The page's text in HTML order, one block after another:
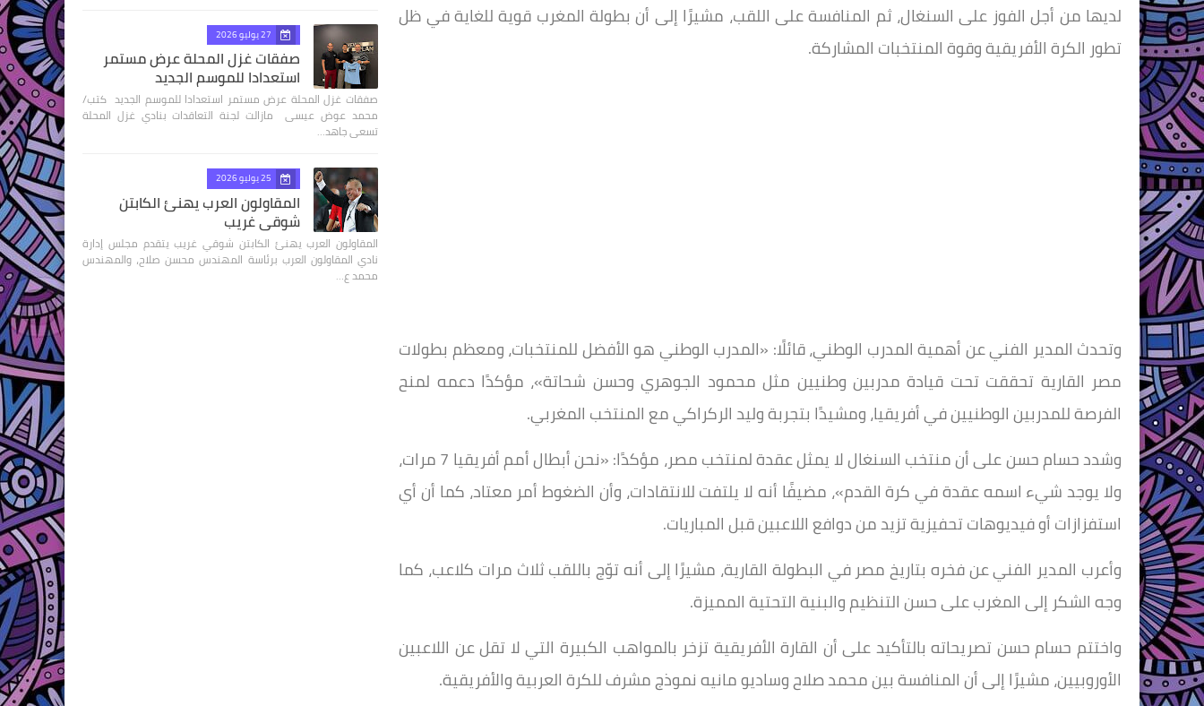
لديها من أجل الفوز على السنغال، ثم المنافسة على اللقب، مشيرًا إلى أن بطولة المغرب قوية للغاية في ظل
تطور الكرة الأفريقية وقوة المنتخبات المشاركة.
وتحدث المدير الفني عن أهمية المدرب الوطني، قائلًا: «المدرب الوطني هو الأفضل للمنتخبات، ومعظم بطولات
مصر القارية تحققت تحت قيادة مدربين وطنيين مثل محمود الجوهري وحسن شحاتة»، مؤكدًا دعمه لمنح
الفرصة للمدربين الوطنيين في أفريقيا، ومشيدًا بتجربة وليد الركراكي مع المنتخب المغربي.
وشدد حسام حسن على أن منتخب السنغال لا يمثل عقدة لمنتخب مصر، مؤكدًا: «نحن أبطال أمم أفريقيا 7 مرات،
ولا يوجد شيء اسمه عقدة في كرة القدم»، مضيفًا أنه لا يلتفت للانتقادات، وأن الضغوط أمر معتاد، كما أن أي
استفزازات أو فيديوهات تحفيزية تزيد من دوافع اللاعبين قبل المباريات.
وأعرب المدير الفني عن فخره بتاريخ مصر في البطولة القارية، مشيرًا إلى أنه توّج باللقب ثلاث مرات كلاعب، كما
وجه الشكر إلى المغرب على حسن التنظيم والبنية التحتية المميزة.
واختتم حسام حسن تصريحاته بالتأكيد على أن القارة الأفريقية تزخر بالمواهب الكبيرة التي لا تقل عن اللاعبين
الأوروبيين، مشيرًا إلى أن المنافسة بين محمد صلاح وساديو مانيه نموذج مشرف للكرة العربية والأفريقية.
27 يوليو 2026
صفقات غزل المحلة عرض مستمر
استعدادا للموسم الجديد
صفقات غزل المحلة عرض مستمر استعدادا للموسم الجديد كتب/
محمد عوض عيسى مازالت لجنة التعاقدات بنادي غزل المحلة
تسعى جاهد…
25 يوليو 2026
المقاولون العرب يهنئ الكابتن
شوقي غريب
المقاولون العرب يهنئ الكابتن شوقي غريب يتقدم مجلس إدارة
نادي المقاولون العرب برئاسة المهندس محسن صلاح، والمهندس
محمد ع…